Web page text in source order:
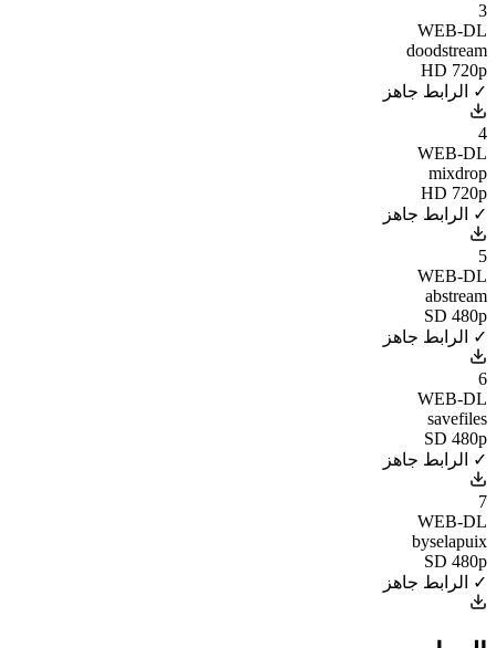
3
WEB-DL
doodstream
HD 720p
✓ الرابط جاهز
4
WEB-DL
mixdrop
HD 720p
✓ الرابط جاهز
5
WEB-DL
abstream
SD 480p
✓ الرابط جاهز
6
WEB-DL
savefiles
SD 480p
✓ الرابط جاهز
7
WEB-DL
byselapuix
SD 480p
✓ الرابط جاهز